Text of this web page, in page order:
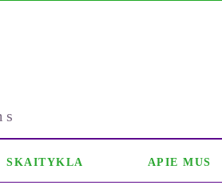
SKAITYKLA APIE MUS